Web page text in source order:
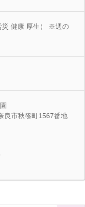
災 健康 厚生） ※週の
良市秋篠町1567番地